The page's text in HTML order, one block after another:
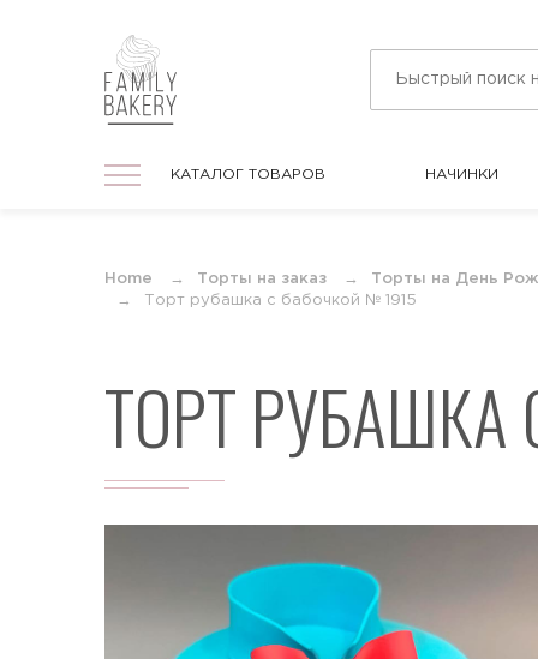
На праздник
Торты на любой праздник
Торты в подарок для мужчин и женщин
Свадебные торты
Огромный выбор свадебных тортов
КАТАЛОГ ТОВАРОВ НАЧИНКИ
Home Торты на заказ Торты на День
Торт рубашка с бабочкой № 1915
ТОРТ